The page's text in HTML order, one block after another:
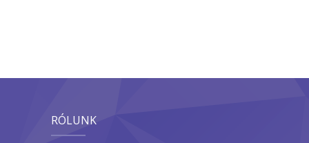
RÓLUNK